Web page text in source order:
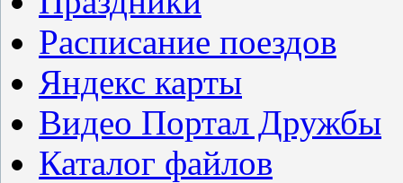
Расписание поездов
Яндекс карты
Видео Портал Дружбы
Каталог файлов